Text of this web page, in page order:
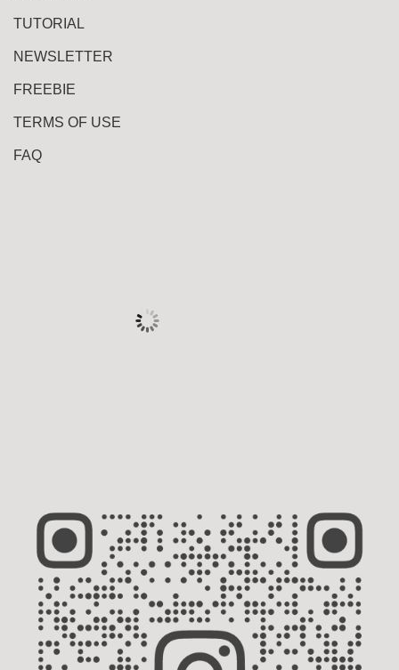
TUTORIAL
NEWSLETTER
FREEBIE
TERMS OF USE
FAQ